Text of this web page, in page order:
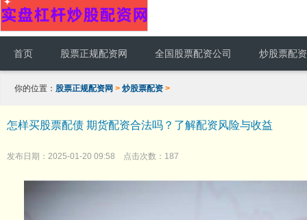
首页 股票正规配资网 全国股票配资公司 炒股票配资
你的位置： 股票正规配资网 > 炒股票配资 >
怎样买股票配债 期货配资合法吗？了解配资风险与收益
发布日期：2025-01-20 09:58 点击次数：187